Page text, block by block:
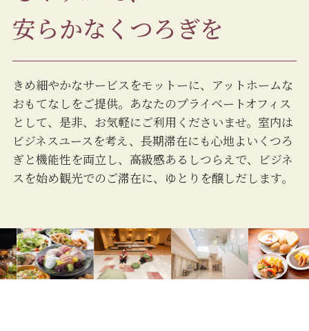
安らかなくつろぎを
きめ細やかなサービスをモットーに、アットホームな
おもてなしをご提供。あなたのプライベートオフィス
として、是非、お気軽にご利用くださいませ。室内は
ビジネスユースを考え、長期滞在にも心地よいくつろ
ぎと機能性を両立し、高級感あるしつらえで、ビジネ
スを始め観光でのご滞在に、ゆとりを醸しだします。